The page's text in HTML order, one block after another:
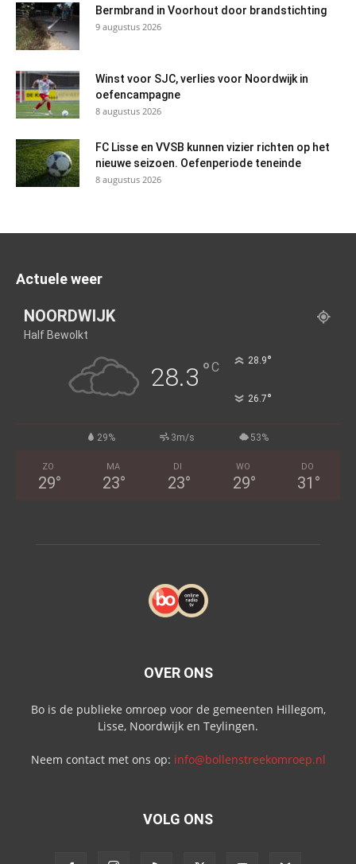
Bermbrand in Voorhout door brandstichting
9 augustus 2026
Winst voor SJC, verlies voor Noordwijk in
oefencampagne
8 augustus 2026
FC Lisse en VVSB kunnen vizier richten op het
nieuwe seizoen. Oefenperiode teneinde
8 augustus 2026
Actuele weer
NOORDWIJK
Half Bewolkt
28.3 °C 28.9°
26.7°
29% 3m/s 53%
ZO
29°
MA
23°
DI
23°
WO
29°
DO
31 °
OVER ONS
Bo is de publieke omroep voor de gemeenten Hillegom,
Lisse, Noordwijk en Teylingen.
Neem contact met ons op: info@bollenstreekomroep.nl
VOLG ONS